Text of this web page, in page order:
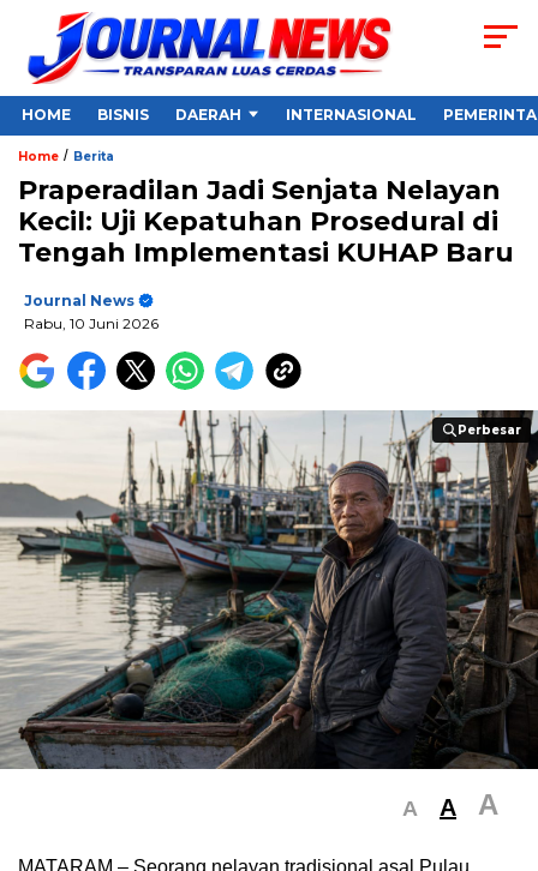
HOME BISNIS DAERAH INTERNASIONAL
Home / Berita
Praperadilan Jadi Senjata Nelayan
Kecil: Uji Kepatuhan Prosedural di
Tengah Implementasi KUHAP Baru
Journal News
Rabu, 10 Juni 2026
Perbesar
Perbesar
A A A
MATARAM – Seorang nelayan tradisional asal Pulau